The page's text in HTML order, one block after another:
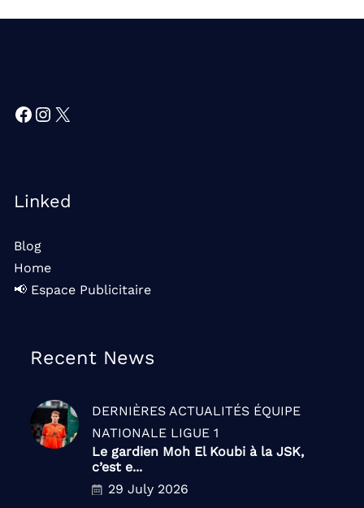
Facebook
Instagram
X
Linked
Blog
Home
📢 Espace Publicitaire
Recent News
DERNIÈRES ACTUALITÉS ÉQUIPE
NATIONALE LIGUE 1
Le gardien Moh El Koubi à la JSK,
c’est e...
29 July 2026